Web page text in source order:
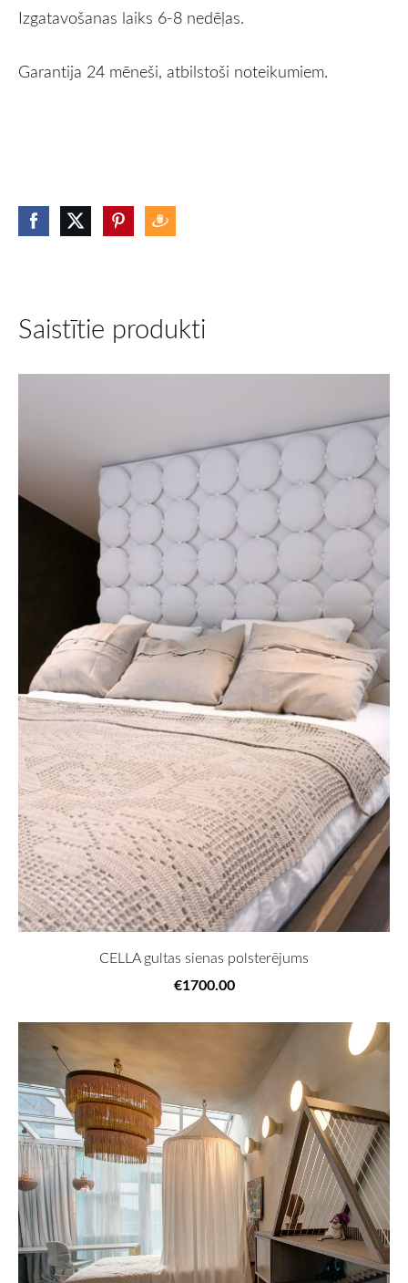
Izgatavošanas laiks 6-8 nedēļas.
Garantija 24 mēneši, atbilstoši noteikumiem.
Saistītie produkti
CELLA gultas sienas polsterējums
€1700.00